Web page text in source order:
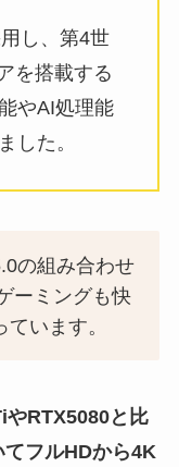
し、第4世
を搭載する
やAI処理能
した。
の組み合わせ
ーミングも快
います。
やRTX5080と比
フルHDから4K